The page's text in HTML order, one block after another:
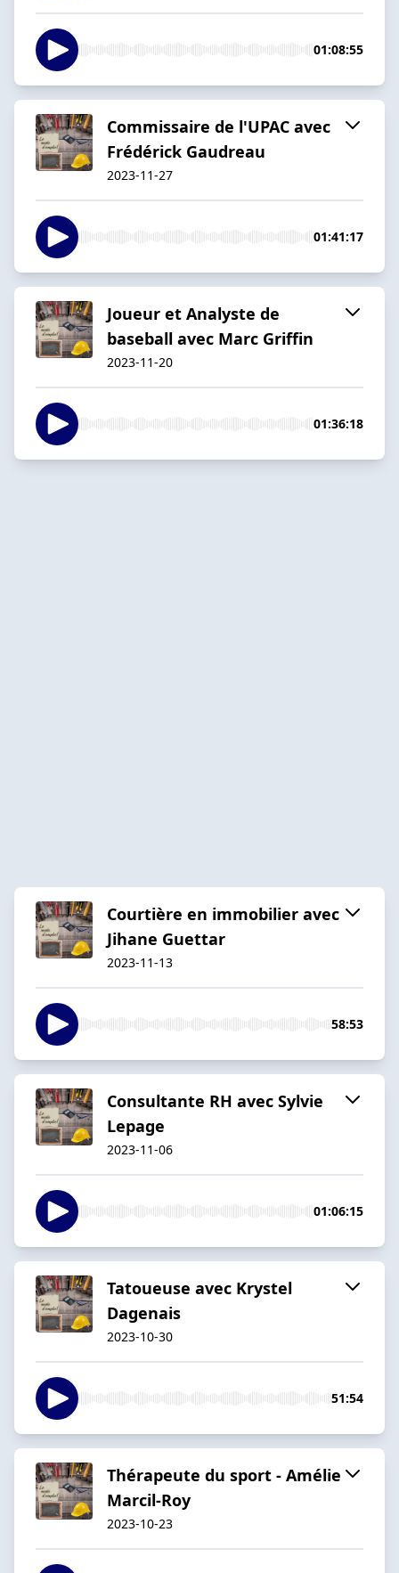
01:08:55
Commissaire de l'UPAC avec
Frédérick Gaudreau
2023-11-27
01:41:17
Joueur et Analyste de
baseball avec Marc Griffin
2023-11-20
01:36:18
Courtière en immobilier avec
Jihane Guettar
2023-11-13
58:53
Consultante RH avec Sylvie
Lepage
2023-11-06
01:06:15
Tatoueuse avec Krystel
Dagenais
2023-10-30
51:54
Thérapeute du sport - Amélie
Marcil-Roy
2023-10-23